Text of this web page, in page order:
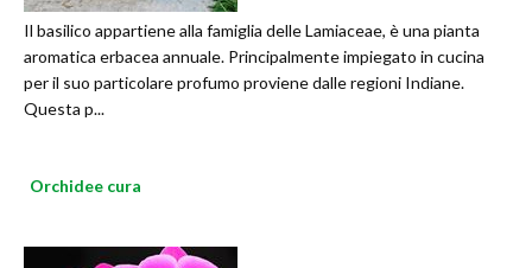
Il basilico appartiene alla famiglia delle Lamiaceae, è una pianta
aromatica erbacea annuale. Principalmente impiegato in cucina
per il suo particolare profumo proviene dalle regioni Indiane.
Questa p...
Orchidee cura